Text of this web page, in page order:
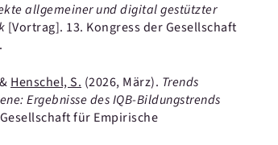
allgemeiner und digital gestützter
[Vortrag]. 13. Kongress der Gesellschaft
& Henschel, S. (2026, März). Trends
Ergebnisse des IQB-Bildungstrends
für Empirische